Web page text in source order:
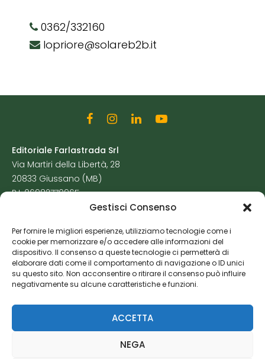
Gestisci Consenso
Per fornire le migliori esperienze, utilizziamo tecnologie come i
cookie per memorizzare e/o accedere alle informazioni del
dispositivo. Il consenso a queste tecnologie ci permetterà di
elaborare dati come il comportamento di navigazione o ID unici
su questo sito. Non acconsentire o ritirare il consenso può influire
negativamente su alcune caratteristiche e funzioni.
ACCETTA
NEGA
0362/332160
lopriore@solareb2b.it
Editoriale Farlastrada Srl
Via Martiri della Libertà, 28
20833 Giussano (MB)
P.I. 06982770965
Cookie Policy
Risorse Aggiuntive